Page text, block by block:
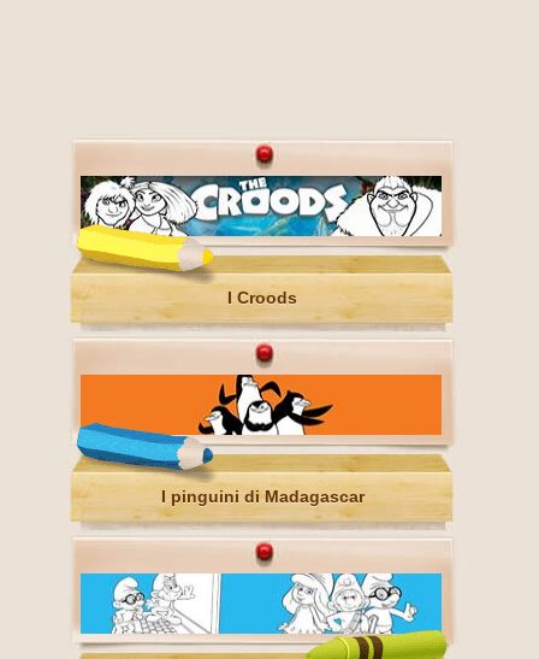
I Croods
I pinguini di Madagascar